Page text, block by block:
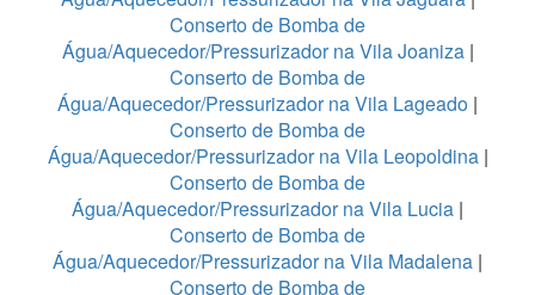
Conserto de Bomba de
Água/Aquecedor/Pressurizador na Vila Joaniza|
Conserto de Bomba de
Água/Aquecedor/Pressurizador na Vila Lageado |
Conserto de Bomba de
Água/Aquecedor/Pressurizador na Vila Leopoldina|
Conserto de Bomba de
Água/Aquecedor/Pressurizador na Vila Lucia |
Conserto de Bomba de
Água/Aquecedor/Pressurizador na Vila Madalena |
Conserto de Bomba de